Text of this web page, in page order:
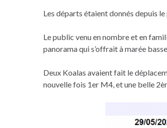
Les départs étaient donnés depuis
Le public venu en nombre et en
panorama qui s’offrait à marée
Deux Koalas avaient fait le
nouvelle fois 1er M4, et une belle